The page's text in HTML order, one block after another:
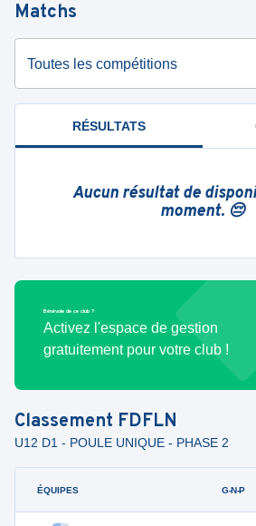
Matchs
Toutes les compétitions
RÉSULTATS
Aucun résultat de
moment. 😔
Bénévole de ce club ?
Activez l'espace de gestion
gratuitement pour votre club !
Classement FDFLN
U12 D1 - POULE UNIQUE - PHASE 2
ÉQUIPES G-N-P